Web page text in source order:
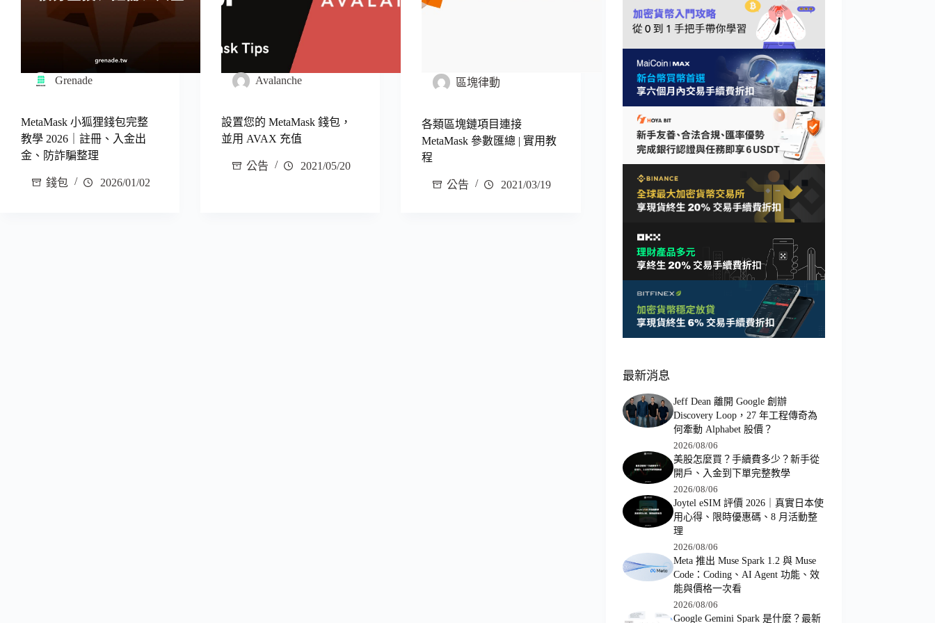
Grenade
MetaMask 小狐狸錢包完整
教學 2026｜註冊、入金出
金、防詐騙整理
錢包 2026/01/02
Avalanche
設置您的 MetaMask 錢包，
並用 AVAX 充值
公告 2021/05/20
區塊律動
各類區塊鏈項目連接
MetaMask 參數匯總 | 實用教
程
公告 2021/03/19
最新消息
Jeff Dean 離開 Google 創辦
Discovery Loop，27 年工程傳奇為
何牽動 Alphabet 股價？
2026/08/06
美股怎麼買？手續費多少？新手從
開戶、入金到下單完整教學
2026/08/06
Joytel eSIM 評價 2026｜真實日本使
用心得、限時優惠碼、8 月活動整
理
2026/08/06
Meta 推出 Muse Spark 1.2 與 Muse
Code：Coding、AI Agent 功能、效
能與價格一次看
2026/08/06
Google Gemini Spark 是什麼？最新